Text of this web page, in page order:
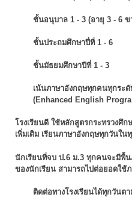
ชั้นอนุบาล 1 - 3 (อายุ 3 - 6 ข
ชั้นประถมศึกษาปี่ที่ 1 - 6
ชั้นมัธยมศึกษาปีที่ 1 - 3
เน้นภาษาอังกฤษทุกคนทุกระ
(Enhanced English
โรงเรียนดี ใช้หลักสูตรกระทรวงศึ
เพิ่มเติม เรียนภาษาอังกฤษทุกวันใน
นักเรียนที่จบ ป.6 ม.3 ทุกคนจะมีพื้น
ของนักเรียน สามารถไปต่อยอดใช้
ติดต่อทางโรงเรียนได้ทุกวันตา